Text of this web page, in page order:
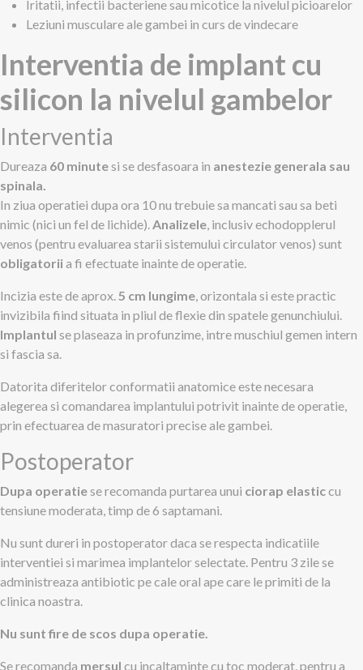
Iritatii, infectii bacteriene sau micotice la nivelul picioarelor
Leziuni musculare ale gambei in curs de vindecare
Interventia de implant cu
silicon la nivelul gambelor
Interventia
Dureaza 60 minutesi se desfasoara in anestezie generala sau
spinala.
In ziua operatiei dupa ora 10 nu trebuie sa mancati sau sa beti
nimic (nici un fel de lichide).Analizele, inclusiv echodopplerul
venos (pentru evaluarea starii sistemului circulator venos) sunt
obligatoriia fi efectuate inainte de operatie.
Incizia este de aprox.5 cm lungime, orizontala si este practic
invizibila fiind situata in pliul de flexie din spatele genunchiului.
Implantul se plaseaza in profunzime, intre muschiul gemen intern
si fascia sa.
Datorita diferitelor conformatii anatomice este necesara
alegerea si comandarea implantului potrivit inainte de operatie,
prin efectuarea de masuratori precise ale gambei.
Postoperator
Dupa operatiese recomanda purtarea unui ciorap elasticcu
tensiune moderata, timp de 6 saptamani.
Nu sunt dureri in postoperator daca se respecta indicatiile
interventiei si marimea implantelor selectate. Pentru 3 zile se
administreaza antibiotic pe cale oral ape care le primiti de la
clinica noastra.
Nu sunt fire de scos dupa operatie.
Se recomanda mersul cu incaltaminte cu toc moderat, pentru a